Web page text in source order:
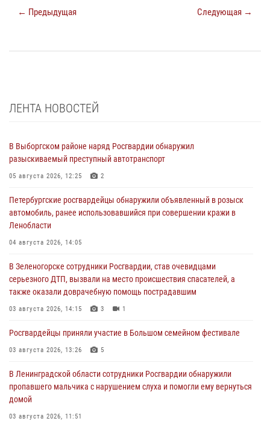
← Предыдущая Следующая →
ЛЕНТА НОВОСТЕЙ
В Выборгском районе наряд Росгвардии обнаружил
разыскиваемый преступный автотранспорт
05 августа 2026, 12:25 2
Петербургские росгвардейцы обнаружили объявленный в розыск
автомобиль, ранее использовавшийся при совершении кражи в
Ленобласти
04 августа 2026, 14:05
В Зеленогорске сотрудники Росгвардии, став очевидцами
серьезного ДТП, вызвали на место происшествия спасателей, а
также оказали доврачебную помощь пострадавшим
03 августа 2026, 14:15 3 1
Росгвардейцы приняли участие в Большом семейном фестивале
03 августа 2026, 13:26 5
В Ленинградской области сотрудники Росгвардии обнаружили
пропавшего мальчика с нарушением слуха и помогли ему вернуться
домой
03 августа 2026, 11:51